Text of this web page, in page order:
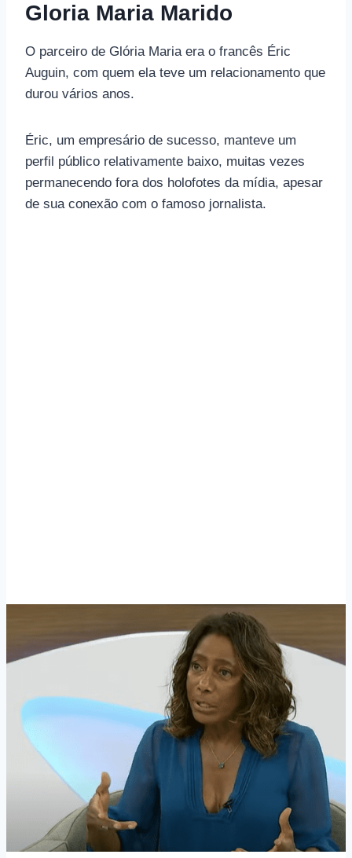
Gloria Maria Marido
O parceiro de Glória Maria era o francês Éric
Auguin, com quem ela teve um relacionamento que
durou vários anos.
Éric, um empresário de sucesso, manteve um
perfil público relativamente baixo, muitas vezes
permanecendo fora dos holofotes da mídia, apesar
de sua conexão com o famoso jornalista.